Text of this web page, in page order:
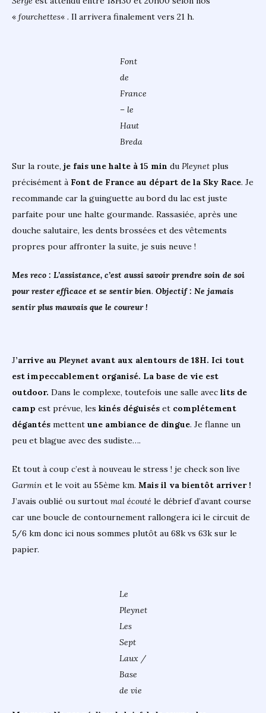
« fourchettes« . Il arrivera finalement vers 21 h.
Font
de
France
– le
Haut
Breda
Sur la route, je fais une halte à 15 min du Pleynet plus
précisément à Font de France au départ de la Sky Race. Je
recommande car la guinguette au bord du lac est juste
parfaite pour une halte gourmande. Rassasiée, après une
douche salutaire, les dents brossées et des vêtements
propres pour affronter la suite, je suis neuve !
Mes reco : L’assistance, c’est aussi savoir prendre soin de soi
pour rester efficace et se sentir bien. Objectif : Ne jamais
sentir plus mauvais que le coureur !
J’arrive au Pleynet avant aux alentours de 18H. Ici tout
est impeccablement organisé. La base de vie est
outdoor. Dans le complexe, toutefois une salle avec lits de
camp est prévue, les kinés déguisés et complétement
dégantés mettent une ambiance de dingue. Je flanne un
peu et blague avec des sudiste….
Et tout à coup c’est à nouveau le stress ! je check son live
Garmin et le voit au 55ème km. Mais il va bientôt arriver !
J’avais oublié ou surtout mal écouté le débrief d’avant course
car une boucle de contournement rallongera ici le circuit de
5/6 km donc ici nous sommes plutôt au 68k vs 63k sur le
papier.
Le
Pleynet
Les
Sept
Laux /
Base
de vie